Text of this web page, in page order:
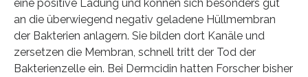
eine positive Ladung und können sich besonders gut
an die überwiegend negativ geladene Hüllmembran
der Bakterien anlagern. Sie bilden dort Kanäle und
zersetzen die Membran, schnell tritt der Tod der
Bakterienzelle ein. Bei Dermcidin hatten Forscher bisher